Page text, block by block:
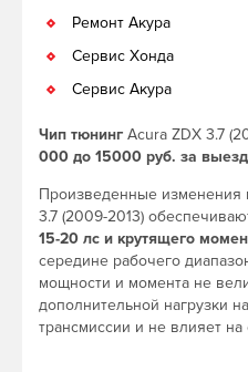
Ремонт Акура
Сервис Хонда
Сервис Акура
Чип тюнинг Acura ZDX 3.7
000 до 15000 руб. за
Произведенные изменения
3.7 (2009-2013)
15-20 лс и крутящего
середине рабочего
мощности и момента не
дополнительной нагрузки
трансмиссии и не влияет